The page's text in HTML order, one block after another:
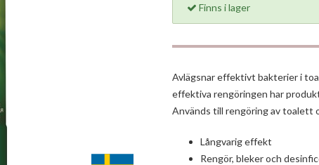
Finns i lager
Avlägsnar effektivt bakterier i
effektiva rengöringen har
Används till rengöring av toalett
Långvarig effekt
Rengör, bleker och